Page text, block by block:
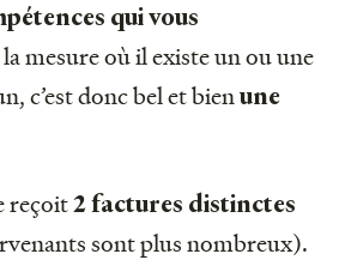
qui vous
mesure où il existe un ou une
c’est donc bel et bienune
reçoit 2 factures distinctes
sont plus nombreux).